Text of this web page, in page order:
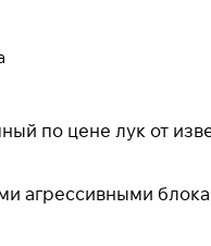
по цене лук от
агрессивными